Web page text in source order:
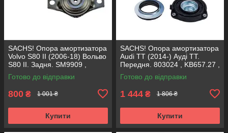
SACHS! Опора амортизатора
Volvo S80 II (2006-18) Вольво
S80 II. Задня. SM9909 ,
802416 , KB952.10 ,
VKDA40436
Готово до відправки
800 ₴ 1 001 ₴
Купити
SACHS! Опора амортизатора
Audi TT (2014-) Ауді ТТ.
Передня. 803024 , KB657.27 ,
VKDA35167
Готово до відправки
1 444 ₴ 1 806 ₴
Купити